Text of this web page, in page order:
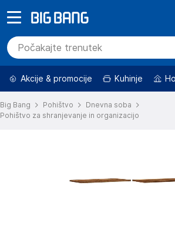
Akcije & promocije Kuhinje
Big Bang Pohištvo
Dnevna soba
Pohištvo za shranjevanje in organizacijo